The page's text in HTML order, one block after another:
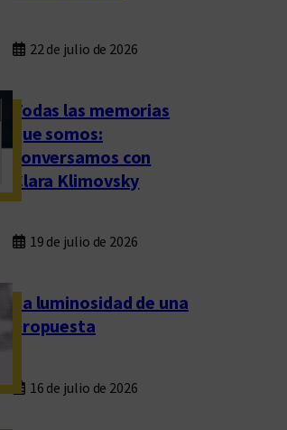
22 de julio de 2026
Todas las memorias
que somos:
conversamos con
Clara Klimovsky
19 de julio de 2026
La luminosidad de una
propuesta
16 de julio de 2026